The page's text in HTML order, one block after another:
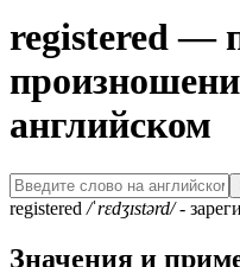
registered —
английском
registered /ˈrɛdʒɪstərd/-
Значения и